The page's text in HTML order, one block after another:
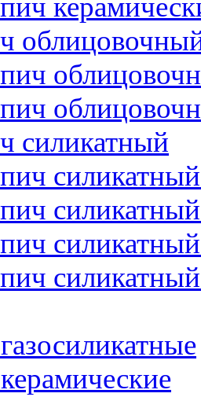
силикатный